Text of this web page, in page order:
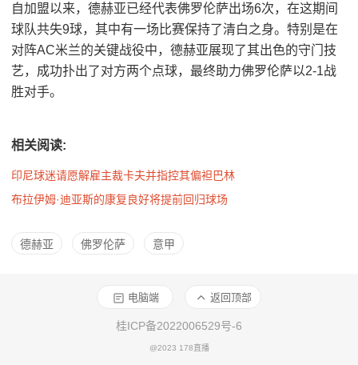
自加盟以来，德赫亚已经代表佛罗伦萨出场6次，在这期间
球队共失9球，其中有一场比赛保持了清白之身。特别是在
对阵AC米兰的关键战役中，德赫亚展现了其出色的守门技
艺，成功扑出了对方两个点球，最终助力佛罗伦萨以2-1战
胜对手。
相关阅读:
印尼球迷请愿解雇主裁卡夫并指控其偏袒巴林
布拉伊姆·迪亚斯的康复良好将提前回归球场
德赫亚 佛罗伦萨 意甲
电脑端 返回顶部
桂ICP备2022006529号-6
@2023 178直播